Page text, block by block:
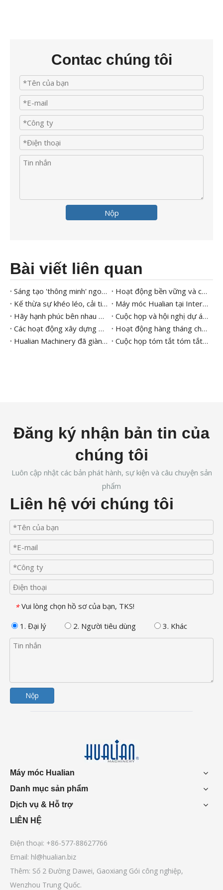
Contac chúng tôi
Nộp
Bài viết liên quan
Sáng tạo 'thông minh' ngon lành của tương lai |Máy móc Hualian giúp Tập đoàn Kuailu thông minh tạo nên hương vị quê hương trên đầu lưỡi
Hoạt động bền vững và cống hiến cho xã hội |Tập đoàn Máy móc Hualian thực hành Trách nhiệm xã hội của doanh nghiệp thông qua các hành động cụ thể
Kế thừa sự khéo léo, cải tiến liên tục | Hoạt động tháng chất lượng thứ hai của Tập đoàn máy móc Hualian
Máy móc Hualian tại Interpack 2023 - Bao bì thông minh
Hãy hạnh phúc bên nhau | Các trò chơi vui vẻ thứ 8 của nhóm đã kết thúc thành công
Cuộc họp và hội nghị dự án của Công ty Tập đoàn "
Các hoạt động xây dựng bữa tiệc của nhóm Hualian Machinery Group
Hoạt động hàng tháng chất lượng Hualian
Hualian Machinery đã giành được 2020 doanh nghiệp vô địch ẩn giấu của tỉnh Chiết Giang
Cuộc họp tóm tắt tóm tắt năm 2020 của Machinothy Group được tổ chức thành công
Đăng ký nhận bản tin của
chúng tôi
Luôn cập nhật các bản phát hành, sự kiện và câu chuyện sản
phẩm
Liên hệ với chúng tôi
* Vui lòng chọn hồ sơ của bạn, TKS!
1. Đại lý
2. Người tiêu dùng 3. Khác
Nộp
Máy móc Hualian
Danh mục sản phẩm
Dịch vụ & Hỗ trợ
LIÊN HỆ
Điện thoại: +86-577-88627766
Email: hl@hualian.biz
Thêm: Số 2 Đường Dawei, Gaoxiang Gói công nghiệp,
Wenzhou Trung Quốc.